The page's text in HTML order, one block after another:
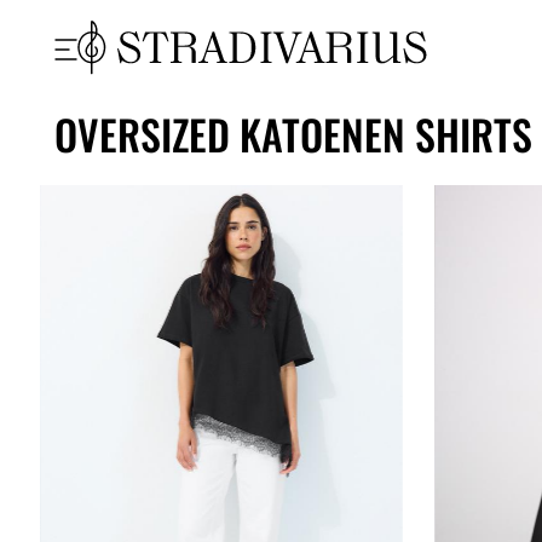
OVERSIZED KATOENEN